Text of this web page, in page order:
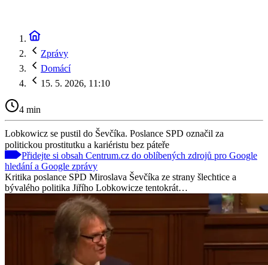
Zprávy
Domácí
15. 5. 2026, 11:10
4 min
Lobkowicz se pustil do Ševčíka. Poslance SPD označil za
politickou prostitutku a kariéristu bez páteře
Přidejte si obsah Centrum.cz do oblíbených zdrojů pro Google
hledání a Google zprávy
Kritika poslance SPD Miroslava Ševčíka ze strany šlechtice a
bývalého politika Jiřího Lobkowicze tentokrát…